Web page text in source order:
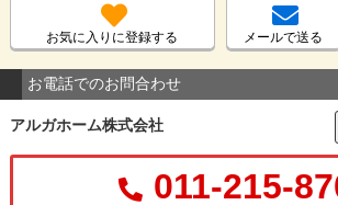
お気に入りに登録する メールで送る
お電話でのお問合わせ
アルガホーム株式会社
011-215-